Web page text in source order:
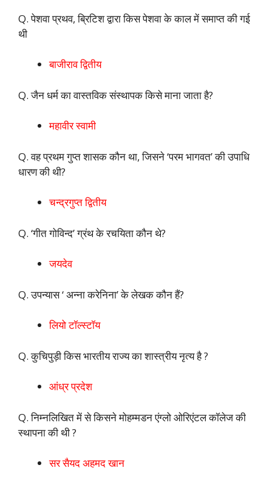
Q. पेशवा प्रथव, ब्रिटिश द्वारा किस पेशवा के काल में समाप्त की गई
थी
बाजीराव द्वितीय
Q. जैन धर्म का वास्तविक संस्थापक किसे माना जाता है?
महावीर स्वामी
Q. वह प्रथम गुप्त शासक कौन था, जिसने ‘परम भागवत’ की उपाधि
धारण की थी?
चन्द्रगुप्त द्वितीय
Q. ‘गीत गोविन्द’ ग्रंथ के रचयिता कौन थे?
जयदेव
Q. उपन्यास ‘ अन्ना करेनिना’ के लेखक कौन हैं?
लियो टॉल्स्टॉय
Q. कुचिपुड़ी किस भारतीय राज्य का शास्त्रीय नृत्य है ?
आंध्र प्रदेश
Q. निम्नलिखित में से किसने मोहम्मडन एंग्लो ओरिएंटल कॉलेज की
स्थापना की थी ?
सर सैयद अहमद खान